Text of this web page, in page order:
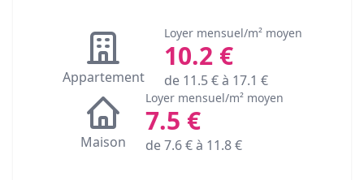
Appartement
Loyer mensuel/m² moyen
10.2€
de 11.5€ à 17.1 €
Maison
Loyer mensuel/m² moyen
7.5 €
de7.6€ à 11.8€